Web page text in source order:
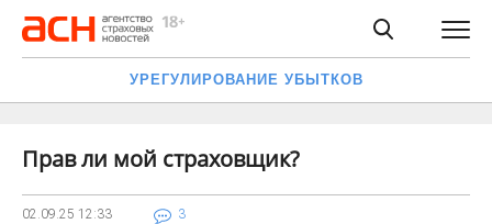
УРЕГУЛИРОВАНИЕ УБЫТКОВ
Прав ли мой страховщик?
02.09.25 12:33 3